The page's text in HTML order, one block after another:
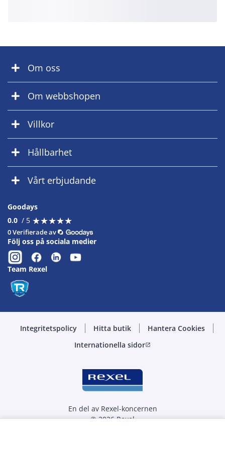
Om oss
Om webbshopen
Villkor
Hållbarhet
Vårt erbjudande
Goodays
0.0 / 5 ★★★★★
★★★★★
0 Verifierade av
Följ oss på sociala medier
Team Rexel
Integritetspolicy Hitta butik
Hantera Cookies
Internationella sidoropen_in_new
En del av Rexel-koncernen
© 2026 Rexel